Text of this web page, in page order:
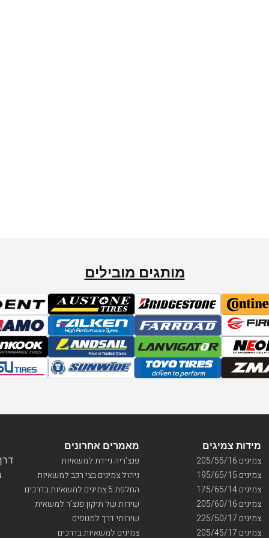
מותגים מובילים
דרך
מאמרים אחרונים
פנצ’ריה ניידת למשאיות
ניהול צמיגים בצי רכב למשאיות
החלפת 5 צמיגים למשאיות בדרכים
שירות של תיקון פנצ’ר למשאית
שירותי דרך למנופים
צמיגים למשאיות בדרכים
מידות צמיגים
צמיגים 205/55/16
צמיגים 195/65/15
צמיגים 175/65/14
צמיגים 205/60/16
צמיגים 225/50/17
צמיגים 205/45/17